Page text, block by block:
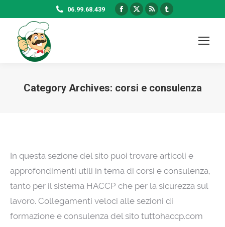
06.99.68.439
Facebook
X
Rss Tumblr
Category Archives: corsi e consulenza
In questa sezione del sito puoi trovare articoli e
approfondimenti utili in tema di corsi e consulenza,
tanto per il sistema HACCP che per la sicurezza sul
lavoro. Collegamenti veloci alle sezioni di
formazione e consulenza del sito tuttohaccp.com